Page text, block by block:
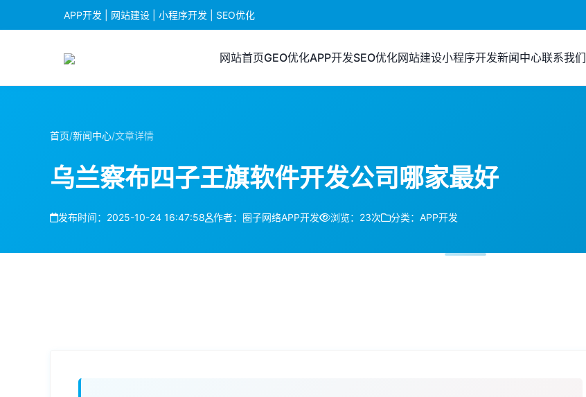
APP开发 | 网站建设 | 小程序开发 | SEO优化
网站首页GEO优化APP开发SEO优化网站建设小程序开发新闻中心联系我们
首页/新闻中心/文章详情
乌兰察布四子王旗软件开发公司哪家最好
发布时间：2025-10-24 16:47:58 作者：圈子网络APP开发 浏览：23次 分类：APP开发